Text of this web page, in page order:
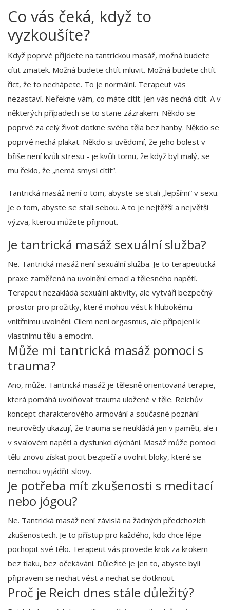
Co vás čeká, když to
vyzkoušíte?
Když poprvé přijdete na tantrickou masáž, možná budete
cítit zmatek. Možná budete chtít mluvit. Možná budete chtít
říct, že to nechápete. To je normální. Terapeut vás
nezastaví. Neřekne vám, co máte cítit. Jen vás nechá cítit. A v
některých případech se to stane zázrakem. Někdo se
poprvé za celý život dotkne svého těla bez hanby. Někdo se
poprvé nechá plakat. Někdo si uvědomí, že jeho bolest v
břiše není kvůli stresu - je kvůli tomu, že když byl malý, se
mu řeklo, že „nemá smysl cítit“.
Tantrická masáž není o tom, abyste se stali „lepšími“ v sexu.
Je o tom, abyste se stali sebou. A to je nejtěžší a největší
výzva, kterou můžete přijmout.
Je tantrická masáž sexuální služba?
Ne. Tantrická masáž není sexuální služba. Je to terapeutická
praxe zaměřená na uvolnění emocí a tělesného napětí.
Terapeut nezakládá sexuální aktivity, ale vytváří bezpečný
prostor pro prožitky, které mohou vést k hlubokému
vnitřnímu uvolnění. Cílem není orgasmus, ale připojení k
vlastnímu tělu a emocím.
Může mi tantrická masáž pomoci s
trauma?
Ano, může. Tantrická masáž je tělesně orientovaná terapie,
která pomáhá uvolňovat trauma uložené v těle. Reichův
koncept charakterového armování a současné poznání
neurovědy ukazují, že trauma se neukládá jen v paměti, ale i
v svalovém napětí a dysfunkci dýchání. Masáž může pomoci
tělu znovu získat pocit bezpečí a uvolnit bloky, které se
nemohou vyjádřit slovy.
Je potřeba mít zkušenosti s meditací
nebo jógou?
Ne. Tantrická masáž není závislá na žádných předchozích
zkušenostech. Je to přístup pro každého, kdo chce lépe
pochopit své tělo. Terapeut vás provede krok za krokem -
bez tlaku, bez očekávání. Důležité je jen to, abyste byli
připraveni se nechat vést a nechat se dotknout.
Proč je Reich dnes stále důležitý?